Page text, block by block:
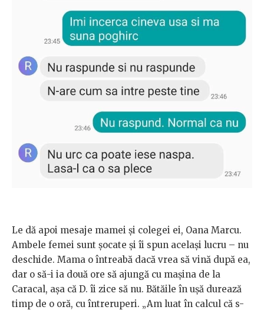
Le dă apoi mesaje mamei și colegei ei, Oana Marcu.
Ambele femei sunt șocate și îi spun același lucru – nu
deschide. Mama o întreabă dacă vrea să vină după ea,
dar o să-i ia două ore să ajungă cu mașina de la
Caracal, așa că D. îi zice să nu. Bătăile în ușă durează
timp de o oră, cu întreruperi. „Am luat în calcul că s-